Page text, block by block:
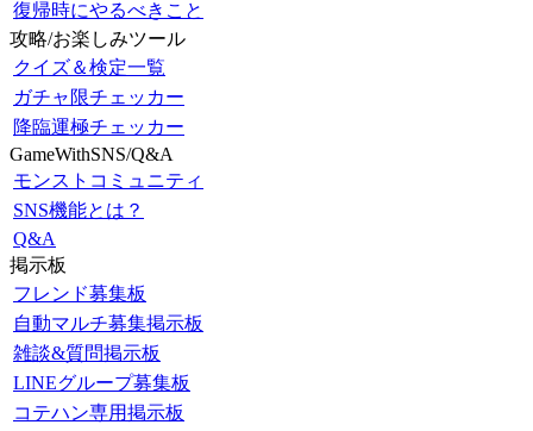
復帰時にやるべきこと
攻略/お楽しみツール
クイズ＆検定一覧
ガチャ限チェッカー
降臨運極チェッカー
GameWithSNS/Q&A
モンストコミュニティ
SNS機能とは？
Q&A
掲示板
フレンド募集板
自動マルチ募集掲示板
雑談&質問掲示板
LINEグループ募集板
コテハン専用掲示板